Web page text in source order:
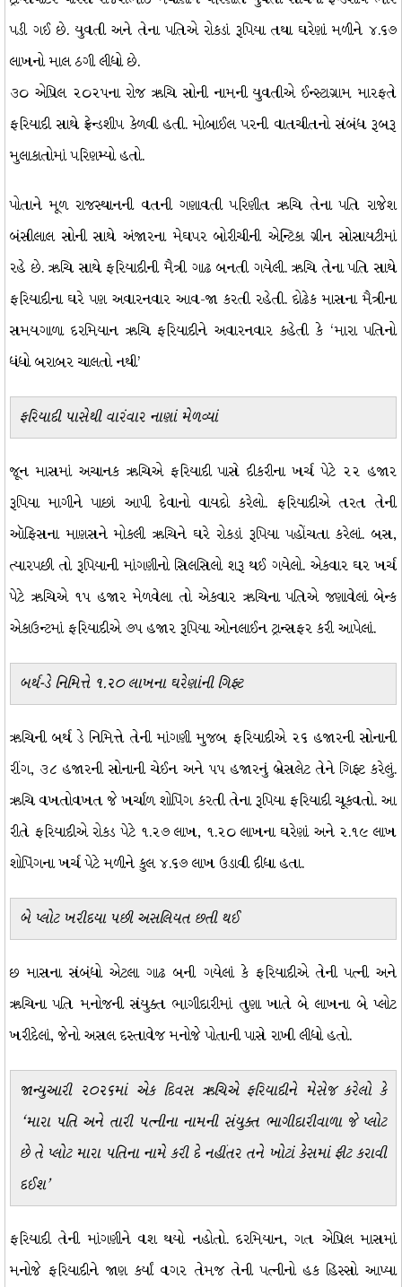
પડી ગઈ છે. યુવતી અને તેના પતિએ રોકડાં રૂપિયા તથા ઘરેણાં મળીને ૪.૬૭
લાખનો માલ ઠગી લીધો છે.
૩૦ એપ્રિલ ૨૦૨૫ના રોજ ઋચિ સોની નામની યુવતીએ ઈન્સ્ટાગ્રામ મારફતે
ફરિયાદી સાથે ફ્રેન્ડશીપ કેળવી હતી. મોબાઈલ પરની વાતચીતનો સંબંધ રૂબરૂ
મુલાકાતોમાં પરિણમ્યો હતો.
પોતાને મૂળ રાજસ્થાનની વતની ગણાવતી પરિણીત ઋચિ તેના પતિ રાજેશ
બંસીલાલ સોની સાથે અંજારના મેઘપર બોરીચીની એન્ટિકા ગ્રીન સોસાયટીમાં
રહે છે. ઋચિ સાથે ફરિયાદીની મૈત્રી ગાઢ બનતી ગયેલી. ઋચિ તેના પતિ સાથે
ફરિયાદીના ઘરે પણ અવારનવાર આવ-જા કરતી રહેતી. દોઢેક માસના મૈત્રીના
સમયગાળા દરમિયાન ઋચિ ફરિયાદીને અવારનવાર કહેતી કે ‘મારા પતિનો
ધંધો બરાબર ચાલતો નથી’
ફરિયાદી પાસેથી વારંવાર નાણાં મેળવ્યાં
જૂન માસમાં અચાનક ઋચિએ ફરિયાદી પાસે દીકરીના ખર્ચ પેટે ૨૨ હજાર
રૂપિયા માગીને પાછાં આપી દેવાનો વાયદો કરેલો. ફરિયાદીએ તરત તેની
ઑફિસના માણસને મોકલી ઋચિને ઘરે રોકડાં રૂપિયા પહોંચતા કરેલાં. બસ,
ત્યારપછી તો રૂપિયાની માંગણીનો સિલસિલો શરૂ થઈ ગયેલો. એકવાર ઘર ખર્ચ
પેટે ઋચિએ ૧૫ હજાર મેળવેલા તો એકવાર ઋચિના પતિએ જણાવેલાં બેન્ક
એકાઉન્ટમાં ફરિયાદીએ ૭૫ હજાર રૂપિયા ઓનલાઈન ટ્રાન્સફર કરી આપેલાં.
બર્થ-ડે નિમિત્તે ૧.૨૦ લાખના ઘરેણાંની ગિફ્ટ
ઋચિની બર્થ ડે નિમિત્તે તેની માંગણી મુજબ ફરિયાદીએ ૨૬ હજારની સોનાની
રીંગ, ૩૮ હજારની સોનાની ચેઈન અને ૫૫ હજારનું બ્રેસલેટ તેને ગિફ્ટ કરેલું.
ઋચિ વખતોવખત જે ખર્ચાળ શોપિંગ કરતી તેના રૂપિયા ફરિયાદી ચૂકવતો. આ
રીતે ફરિયાદીએ રોકડ પેટે ૧.૨૭ લાખ, ૧.૨૦ લાખના ઘરેણાં અને ૨.૧૯ લાખ
શોપિંગના ખર્ચ પેટે મળીને કુલ ૪.૬૭ લાખ ઉડાવી દીધા હતા.
બે પ્લોટ ખરીદયા પછી અસલિયત છતી થઈ
છ માસના સંબંધો એટલા ગાઢ બની ગયેલાં કે ફરિયાદીએ તેની પત્ની અને
ઋચિના પતિ મનોજની સંયુક્ત ભાગીદારીમાં તુણા ખાતે બે લાખના બે પ્લોટ
ખરીદેલાં, જેનો અસલ દસ્તાવેજ મનોજે પોતાની પાસે રાખી લીધો હતો.
જાન્યુઆરી ૨૦૨૬માં એક દિવસ ઋચિએ ફરિયાદીને મેસેજ કરેલો કે
‘મારા પતિ અને તારી પત્નીના નામની સંયુક્ત ભાગીદારીવાળા જે પ્લોટ
છે તે પ્લોટ મારા પતિના નામે કરી દે નહીંતર તને ખોટાં કેસમાં ફીટ કરાવી
દઈશ’
ફરિયાદી તેની માંગણીને વશ થયો નહોતો. દરમિયાન, ગત એપ્રિલ માસમાં
મનોજે ફરિયાદીને જાણ કર્યાં વગર તેમજ તેની પત્નીનો હક હિસ્સો આપ્યા